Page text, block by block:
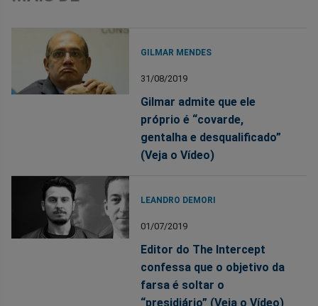
GILMAR MENDES
31/08/2019
Gilmar admite que ele
próprio é “covarde,
gentalha e desqualificado”
(Veja o Vídeo)
LEANDRO DEMORI
01/07/2019
Editor do The Intercept
confessa que o objetivo da
farsa é soltar o
“presidiário” (Veja o Vídeo)